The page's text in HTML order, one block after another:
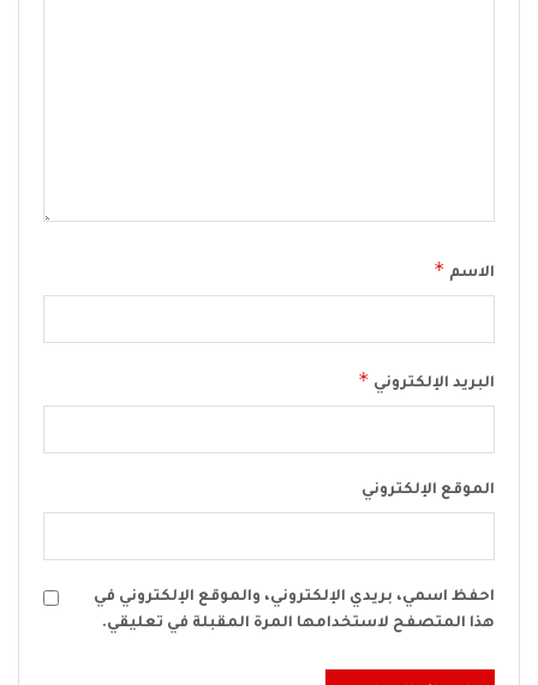
الاسم *
البريد الإلكتروني *
الموقع الإلكتروني
احفظ اسمي، بريدي الإلكتروني، والموقع الإلكتروني في
هذا المتصفح لاستخدامها المرة المقبلة في تعليقي.